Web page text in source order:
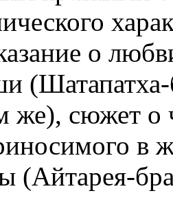
о
же), сюжет о
в
(Айтарея-